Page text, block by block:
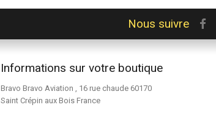
Nous suivre
Informations sur votre boutique
Bravo Bravo Aviation , 16 rue chaude 60170
Saint Crépin aux Bois France